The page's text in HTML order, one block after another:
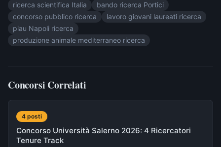
ricerca scientifica Italia
bando ricerca Portici
concorso pubblico ricerca
lavoro giovani laureati ricerca
piau Napoli ricerca
produzione animale mediterraneo ricerca
Concorsi Correlati
4 posti
Concorso Università Salerno 2026: 4 Ricercatori
Tenure Track